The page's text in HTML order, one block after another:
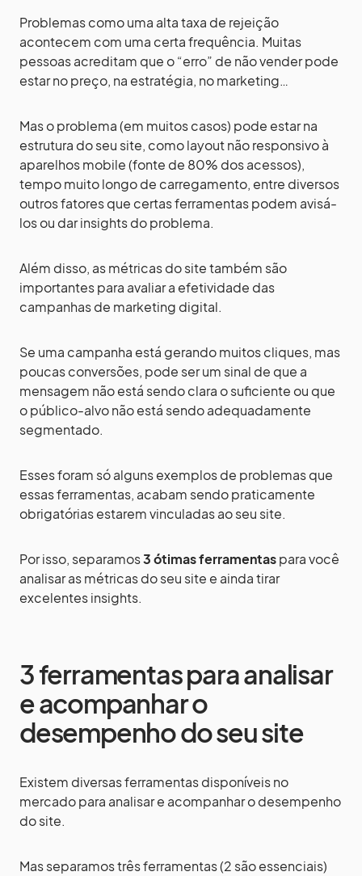
Problemas como uma alta taxa de rejeição
acontecem com uma certa frequência. Muitas
pessoas acreditam que o “erro” de não vender pode
estar no preço, na estratégia, no marketing…
Mas o problema (em muitos casos) pode estar na
estrutura do seu site, como layout não responsivo à
aparelhos mobile (fonte de 80% dos acessos),
tempo muito longo de carregamento, entre diversos
outros fatores que certas ferramentas podem avisá-
los ou dar insights do problema.
Além disso, as métricas do site também são
importantes para avaliar a efetividade das
campanhas de marketing digital.
Se uma campanha está gerando muitos cliques, mas
poucas conversões, pode ser um sinal de que a
mensagem não está sendo clara o suficiente ou que
o público-alvo não está sendo adequadamente
segmentado.
Esses foram só alguns exemplos de problemas que
essas ferramentas, acabam sendo praticamente
obrigatórias estarem vinculadas ao seu site.
Por isso, separamos3 ótimas ferramentaspara você
analisar as métricas do seu site e ainda tirar
excelentes insights.
3 ferramentas para analisar
e acompanhar o
desempenho do seu site
Existem diversas ferramentas disponíveis no
mercado para analisar e acompanhar o desempenho
do site.
Mas separamos três ferramentas (2 são essenciais)